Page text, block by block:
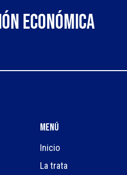
económica
Menú
Inicio
La trata